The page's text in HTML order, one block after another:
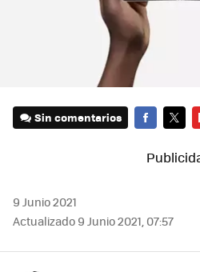
Sin comentarios
9 Junio 2021
Actualizado 9 Junio 2021, 07:57